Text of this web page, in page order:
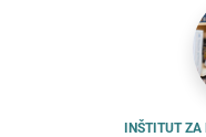
INŠTITUT ZA